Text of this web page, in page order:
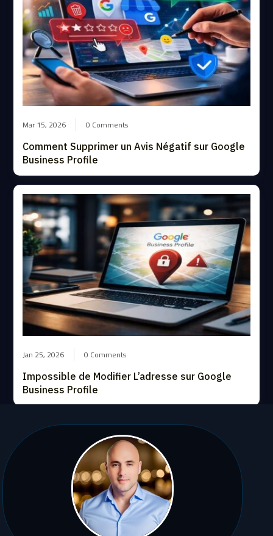
Mar 15, 2026 0 Comments
Comment Supprimer un Avis Négatif sur Google
Business Profile
Jan 25, 2026 0 Comments
Impossible de Modifier L’adresse sur Google
Business Profile